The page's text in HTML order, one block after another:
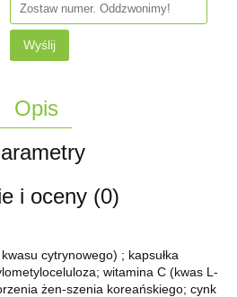
Wyślij
Opis
i oceny (0)
cytrynowego) ; kapsułka
witamina C (kwas L-
żen-szenia koreańskiego; cynk